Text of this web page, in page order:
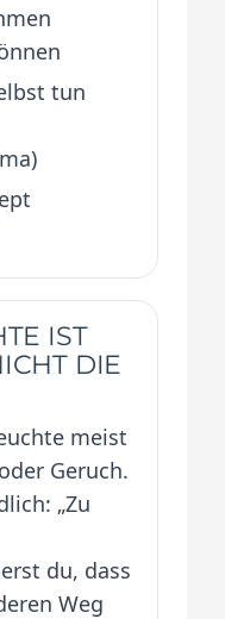
tun
IST
DIE
meist
Geruch.
„Zu
du, dass
Weg